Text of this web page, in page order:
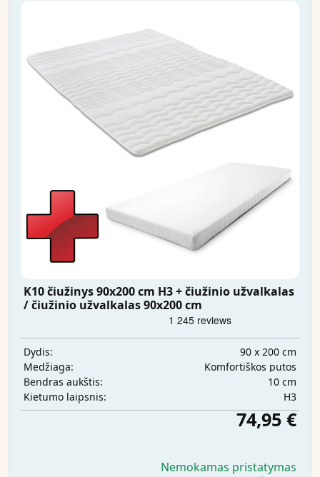
K10 čiužinys 90x200 cm H3 + čiužinio užvalkalas
/ čiužinio užvalkalas 90x200 cm
Dydis:
90 x 200 cm
Medžiaga:
Komfortiškos putos
Bendras aukštis:
10 cm
Kietumo laipsnis:
H3
74,95 €
Nemokamas pristatymas